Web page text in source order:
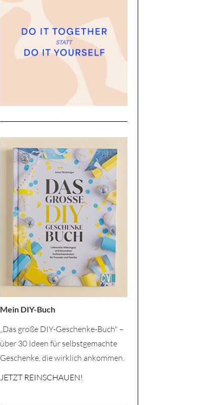
Mein DIY-Buch
„Das große DIY-Geschenke-Buch" –
über 30 Ideen für selbstgemachte
Geschenke, die wirklich ankommen.
JETZT REINSCHAUEN!